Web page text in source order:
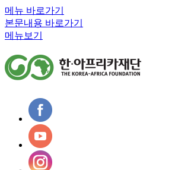
메뉴 바로가기
본문내용 바로가기
메뉴보기